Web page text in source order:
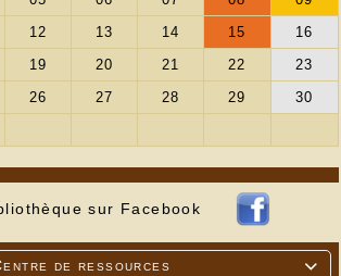
sur Facebook

de ressources